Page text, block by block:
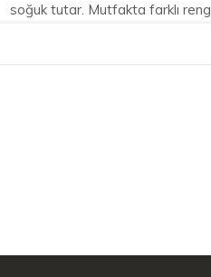
soğuk tutar. Mutfakta farklı
sohbetlerinizde size yardımcı
Çıkarılabilir kireç filtresi.